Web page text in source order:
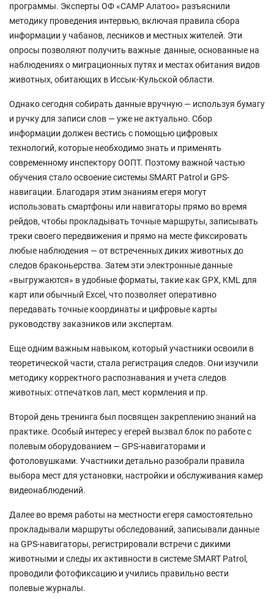
программы. Эксперты ОФ «САМР Алатоо» разъяснили
методику проведения интервью, включая правила сбора
информации у чабанов, лесников и местных жителей. Эти
опросы позволяют получить важные данные, основанные на
наблюдениях о миграционных путях и местах обитания видов
животных, обитающих в Иссык-Кульской области.
Однако сегодня собирать данные вручную — используя бумагу
и ручку для записи слов — уже не актуально. Сбор
информации должен вестись с помощью цифровых
технологий, которые необходимо знать и применять
современному инспектору ООПТ. Поэтому важной частью
обучения стало освоение системы SMART Patrol и GPS-
навигации. Благодаря этим знаниям егеря могут
использовать смартфоны или навигаторы прямо во время
рейдов, чтобы прокладывать точные маршруты, записывать
треки своего передвижения и прямо на месте фиксировать
любые наблюдения — от встреченных диких животных до
следов браконьерства. Затем эти электронные данные
«выгружаются» в удобные форматы, такие как GPX, KML для
карт или обычный Excel, что позволяет оперативно
передавать точные координаты и цифровые карты
руководству заказников или экспертам.
Еще одним важным навыком, который участники освоили в
теоретической части, стала регистрация следов. Они изучили
методику корректного распознавания и учета следов
животных: отпечатков лап, мест кормления и пр.
Второй день тренинга был посвящен закреплению знаний на
практике. Особый интерес у егерей вызвал блок по работе с
полевым оборудованием — GPS-навигаторами и
фотоловушками. Участники детально разобрали правила
выбора мест для установки, настройки и обслуживания камер
видеонаблюдений.
Далее во время работы на местности егеря самостоятельно
прокладывали маршруты обследований, записывали данные
на GPS-навигаторы, регистрировали встречи с дикими
животными и следы их активности в системе SMART Patrol,
проводили фотофиксацию и учились правильно вести
полевые журналы.